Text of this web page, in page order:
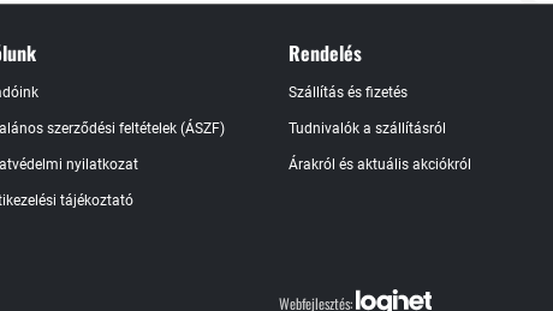
szerződési feltételek (ÁSZF)
nyilatkozat
tájékoztató
Rendelés
Szállítás és fizetés
Tudnivalók a szállításról
Árakról és aktuális akciókról
Webfejlesztés: